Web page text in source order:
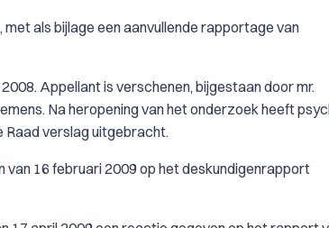
als bijlage een aanvullende rapportage van
Appellant is verschenen, bijgestaan door mr.
Na heropening van het onderzoek heeft
Raad verslag uitgebracht.
16 februari 2009 op het deskundigenrapport